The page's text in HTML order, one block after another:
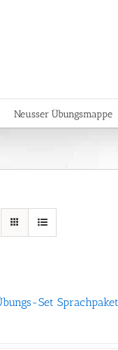
Neusser Übungsmappe
Set